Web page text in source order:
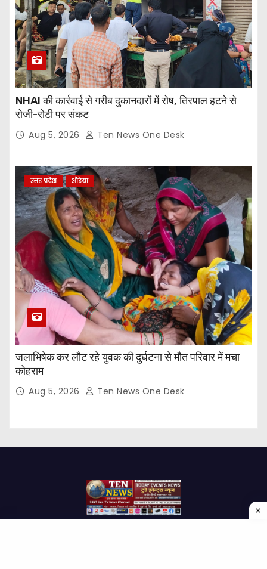
NHAI की कार्रवाई से गरीब दुकानदारों में रोष, तिरपाल हटने से
रोजी-रोटी पर संकट
Aug 5, 2026 Ten News One Desk
उत्तर प्रदेश औरेया
जलाभिषेक कर लौट रहे युवक की दुर्घटना से मौत परिवार में मचा
कोहराम
Aug 5, 2026 Ten News One Desk